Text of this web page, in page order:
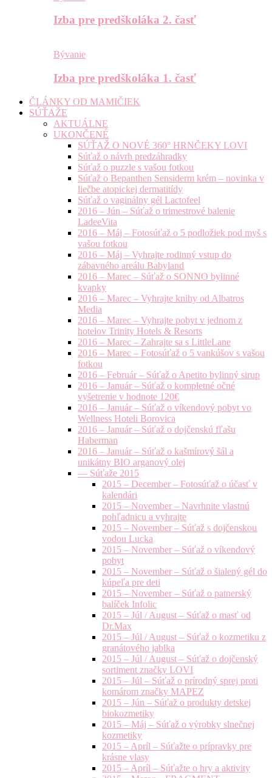
Izba pre predškoláka 2. časť
Bývanie
Izba pre predškoláka 1. časť
ČLÁNKY OD MAMIČIEK
SÚŤAŽE
AKTUÁLNE
UKONČENÉ
SÚŤAŽ O NOVÉ 360° HRNČEKY LOVI
Súťaž o návrh predzáhradky
Súťaž o puzzle s vašou fotkou
Súťaž o Bepanthen Sensiderm krém – novinka v
liečbe atopickej dermatitídy
Súťaž o vaginálny gél Lactofeel
2016 – Jún – Súťaž o trimestrové balenie
LadeeVita
2016 – Máj – Fotosúťaž o 5 podložiek pod myš s
vašou fotkou
2016 – Máj – Vyhrajte rodinný vstup do
zábavného areálu Babyland
2016 – Marec – Súťaž o SONNO bylinné
kvapky
2016 – Marec – Vyhrajte knihy od Albatros
Media
2016 – Marec – Vyhrajte pobyt v jednom z
hotelov Trinity Hotels & Resorts
2016 – Marec – Zahrajte sa s LittleLane
2016 – Marec – Fotosúťaž o 5 vankúšov s vašou
fotkou
2016 – Február – Súťaž o Apetito bylinný sirup
2016 – Január – Súťaž o kompletné očné
vyšetrenie v hodnote 120€
2016 – Január – Súťaž o víkendový pobyt vo
Wellness Hoteli Borovica
2016 – Január – Súťaž o dojčenskú fľašu
Haberman
2016 – Január – Súťaž o kašmírový šál a
unikátny BIO arganový olej
— Súťaže 2015
2015 – December – Fotosúťaž o účasť v
kalendári
2015 – November – Navrhnite vlastnú
pohľadnicu a vyhrajte
2015 – November – Súťaž s dojčenskou
vodou Lucka
2015 – November – Súťaž o víkendový
pobyt
2015 – November – Súťaž o šialený gél do
kúpeľa pre deti
2015 – November – Súťaž o patnerský
balíček Infolic
2015 – Júl / August – Súťaž o masť od
Dr.Max
2015 – Júl / August – Súťaž o kozmetiku z
granátového jablka
2015 – Júl / August – Súťaž o dojčenský
sortiment značky LOVI
2015 – Júl – Súťaž o prírodný sprej proti
komárom značky MAPEZ
2015 – Jún – Súťaž o produkty detskej
biokozmetiky
2015 – Máj – Súťaž o výrobky slnečnej
kozmetiky
2015 – Apríl – Súťažte o prípravky pre
krásne vlasy
2015 – Apríl – Súťažte o hry a aktivity